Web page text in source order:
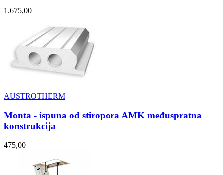
1.675,00
AUSTROTHERM
Monta - ispuna od stiropora AMK međuspratna
konstrukcija
475,00